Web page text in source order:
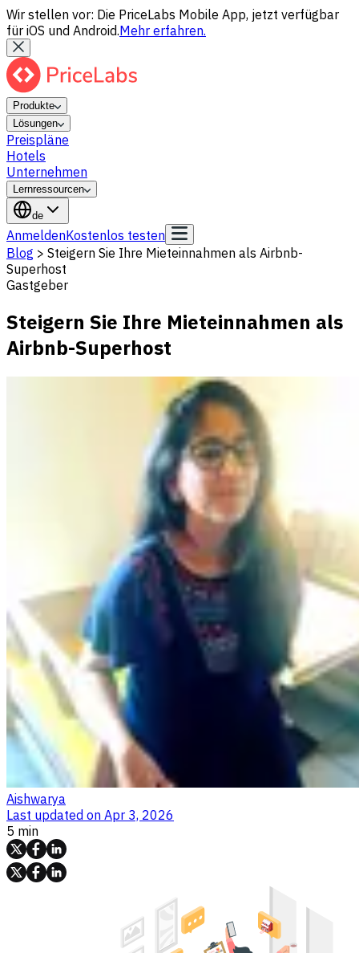
Wir stellen vor: Die PriceLabs Mobile App, jetzt verfügbar
für iOS und Android.Mehr erfahren.
Produkte
Lösungen
Preispläne
Hotels
Unternehmen
Lernressourcen
de
AnmeldenKostenlos testen
Blog > Steigern Sie Ihre Mieteinnahmen als Airbnb-
Superhost
Gastgeber
Steigern Sie Ihre Mieteinnahmen als
Airbnb-Superhost
Aishwarya
Last updated on Apr 3, 2026
5 min